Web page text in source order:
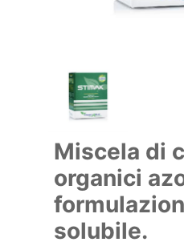
Miscela di
organici
solubile.